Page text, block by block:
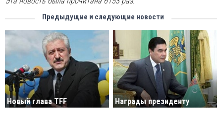
Предыдущие и следующие новости
Новый глава TFF Награды президенту